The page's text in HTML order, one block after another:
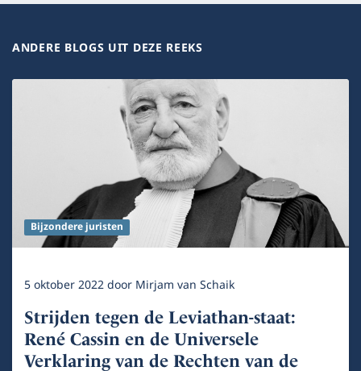
ANDERE BLOGS UIT DEZE REEKS
Bijzondere juristen
5 oktober 2022door Mirjam van Schaik
Strijden tegen de Leviathan-staat:
René Cassin en de Universele
Verklaring van de Rechten van de